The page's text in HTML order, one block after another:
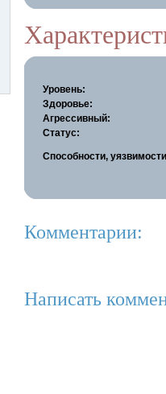
Уровень:
Здоровье:
Агрессивный:
Статус:
Способности,
Комментарии:
Написать